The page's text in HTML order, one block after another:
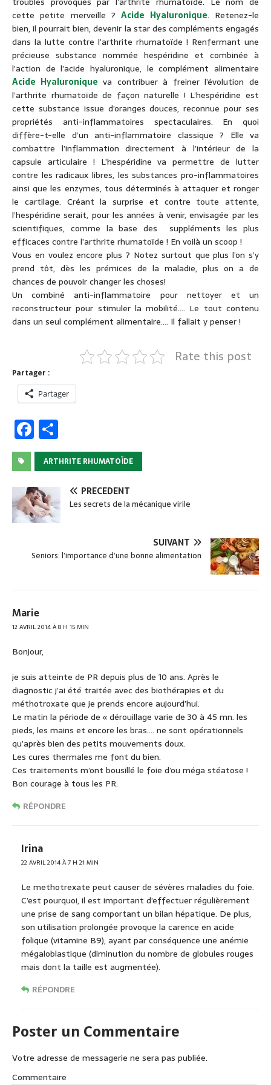
cette petite merveille ?Acide Hyaluronique. Retenez-le
bien, il pourrait bien, devenir la star des compléments engagés
dans la lutte contre l’arthrite rhumatoïde ! Renfermant une
précieuse substance nommée hespéridine et combinée à
l’action de l’acide hyaluronique, le complément alimentaire
Acide Hyaluronique va contribuer à freiner l’évolution de
l’arthrite rhumatoïde de façon naturelle ! L’hespéridine est
cette substance issue d’oranges douces, reconnue pour ses
propriétés anti-inflammatoires spectaculaires. En quoi
diffère-t-elle d’un anti-inflammatoire classique ? Elle va
combattre l’inflammation directement à l’intérieur de la
capsule articulaire ! L’hespéridine va permettre de lutter
contre les radicaux libres, les substances pro-inflammatoires
ainsi que les enzymes, tous déterminés à attaquer et ronger
le cartilage. Créant la surprise et contre toute attente,
l’hespéridine serait, pour les années à venir, envisagée par les
scientifiques, comme la base des suppléments les plus
efficaces contre l’arthrite rhumatoïde ! En voilà un scoop !
Vous en voulez encore plus ? Notez surtout que plus l’on s’y
prend tôt, dès les prémices de la maladie, plus on a de
chances de pouvoir changer les choses!
Un combiné anti-inflammatoire pour nettoyer et un
reconstructeur pour stimuler la mobilité…. Le tout contenu
dans un seul complément alimentaire…. Il fallait y penser !
Rate this post
Partager :
Partager
F
a
c
e
b
o
o
k
ar
ta
g
er
ARTHRITE RHUMATOÏDE
PRÉCÉDENT
Les secrets de la mécanique virile
SUIVANT
Seniors: l’importance d’une bonne alimentation
Marie
12 AVRIL 2014 À 8 H 15 MIN
Bonjour,
je suis atteinte de PR depuis plus de 10 ans. Après le
diagnostic j’ai été traitée avec des biothérapies et du
méthotroxate que je prends encore aujourd’hui.
Le matin la période de « dérouillage varie de 30 à 45 mn. les
pieds, les mains et encore les bras…. ne sont opérationnels
qu’après bien des petits mouvements doux.
Les cures thermales me font du bien.
Ces traitements m’ont bousillé le foie d’ou méga stéatose !
Bon courage à tous les PR.
RÉPONDRE
Irina
22 AVRIL 2014 À 7 H 21 MIN
Le methotrexate peut causer de sévères maladies du foie.
C’est pourquoi, il est important d’effectuer régulièrement
une prise de sang comportant un bilan hépatique. De plus,
son utilisation prolongée provoque la carence en acide
folique (vitamine B9), ayant par conséquence une anémie
mégaloblastique (diminution du nombre de globules rouges
mais dont la taille est augmentée).
RÉPONDRE
Poster un Commentaire
Votre adresse de messagerie ne sera pas publiée.
Commentaire